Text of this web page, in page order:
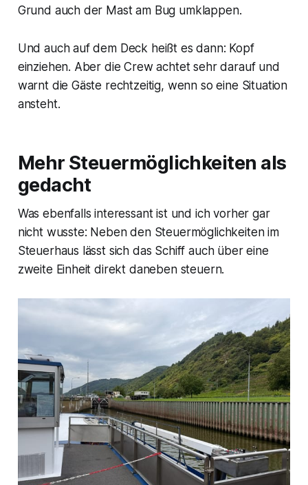
Grund auch der Mast am Bug umklappen.
Und auch auf dem Deck heißt es dann: Kopf
einziehen. Aber die Crew achtet sehr darauf und
warnt die Gäste rechtzeitig, wenn so eine Situation
ansteht.
Mehr Steuermöglichkeiten als
gedacht
Was ebenfalls interessant ist und ich vorher gar
nicht wusste: Neben den Steuermöglichkeiten im
Steuerhaus lässt sich das Schiff auch über eine
zweite Einheit direkt daneben steuern.